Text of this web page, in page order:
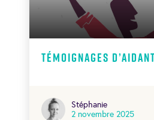
Témoignages
Stéphanie
2 novembre 2025